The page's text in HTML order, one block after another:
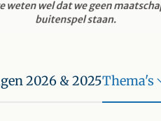
2026 & 2025Thema's